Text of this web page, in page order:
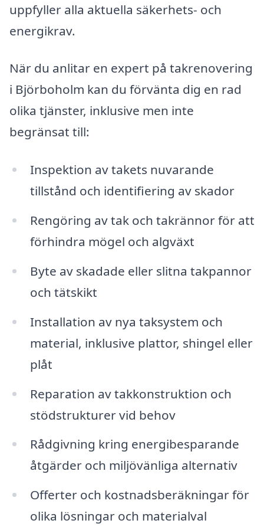
uppfyller alla aktuella säkerhets- och
energikrav.
När du anlitar en expert på takrenovering
i Björboholm kan du förvänta dig en rad
olika tjänster, inklusive men inte
begränsat till:
Inspektion av takets nuvarande
tillstånd och identifiering av skador
Rengöring av tak och takrännor för att
förhindra mögel och algväxt
Byte av skadade eller slitna takpannor
och tätskikt
Installation av nya taksystem och
material, inklusive plattor, shingel eller
plåt
Reparation av takkonstruktion och
stödstrukturer vid behov
Rådgivning kring energibesparande
åtgärder och miljövänliga alternativ
Offerter och kostnadsberäkningar för
olika lösningar och materialval